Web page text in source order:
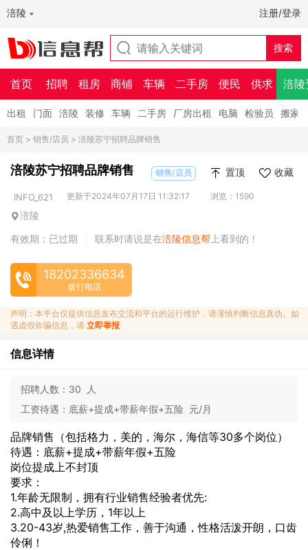
涪陵 注册/登录
首页 招聘 租房 商铺 车辆 二手房 便民 供求 涪陵
出租 门面 涪陵 装修 车辆 二手房 厂房出租 电脑 检验员 搬家
首页 > 销售/店员 > 涪陵苏宁招聘品牌销售
涪陵苏宁招聘品牌销售 销售/店员 置顶 收藏
INFO_621 更新于2024年07月17日 11:32:17 浏览：1590
涪陵
有效期：已过期
联系时请说是在涪陵信息帮 上看到的！
18202336634
拨打电话
声明：本平台仅提供信息发布交流和平台的运行维护，请谨慎判断信息真伪。如
遇虚假诈骗信息，请 立即举报
信息详情
招聘人数： 30 人
工资待遇： 底薪+提成+带薪年假+五险 元/月
品牌销售（包括格力，美的，海尔，海信等30多个岗位）
待遇：底薪+提成+带薪年假+五险
岗位提成上不封顶
要求：
1.年龄无限制，拥有行业销售经验者优先:
2.高中及以上学历，1年以上
3.20-43岁,热爱销售工作，善于沟通，性格活泼开朗，口齿
伶俐！